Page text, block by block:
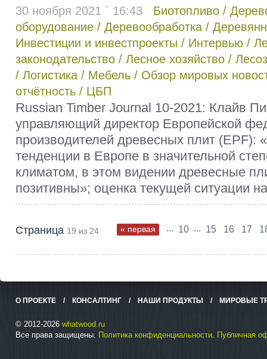
30 ноября 2021 ` 16:43 Биотопливо /
оборудование / Деревообработка /
Инвестиции и инвестпроекты / Интервью /
законодательство / Лесное хозяйство /
/ Логистика / Мебель / Обзор мировых
отчётность / ЦБП
Russian Timber Journal 10-2021: Клайв
управляющий директор Европейской
производителей древесных плит (EPF):
тенденции в Европе в значительной
климатом, в этом видении древесные
позитивны»; оценка текущей ситуации
Страница 19 из 24 « первая ... 10 ... 15 16 17
О ПРОЕКТЕ / КОНСАЛТИНГ / НАШИ ПРОДУКТЫ / МИРОВЫЕ
© 2012-2026 whatwood.ru
Все права защищены. Политика конфиденциальности. Публичная